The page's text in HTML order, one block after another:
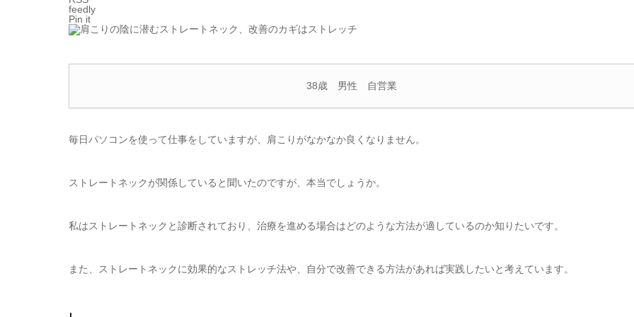
feedly
Pin it
38歳 男性 自営業
毎日パソコンを使って仕事をしていますが、肩こりがなかなか良くなりません。
ストレートネックが関係していると聞いたのですが、本当でしょうか。
私はストレートネックと診断されており、治療を進める場合はどのような方法が適しているのか知りたいです。
また、ストレートネックに効果的なストレッチ法や、自分で改善できる方法があれば実践したいと考えています。